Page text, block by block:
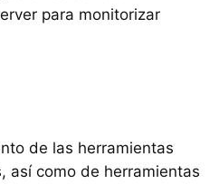
para monitorizar
de las herramientas
así como de herramientas